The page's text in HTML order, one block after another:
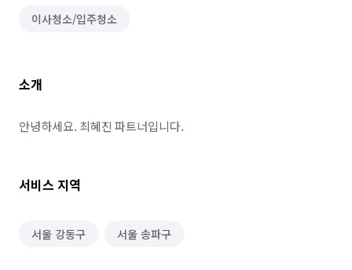
이사청소/입주청소
소개
안녕하세요. 최혜진 파트너입니다.
서비스 지역
서울 강동구 서울 송파구